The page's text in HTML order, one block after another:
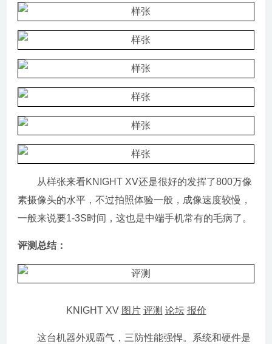
从样张来看KNIGHT XV还是很好的发挥了800万像
素摄像头的水平，不过拍照体验一般，成像速度较慢，
一般来说要1-3S时间，这也是中端手机常有的毛病了。
评测总结：
KNIGHT XV 图片 评测 论坛 报价
这台机器外观霸气，三防性能强悍。系统和硬件是